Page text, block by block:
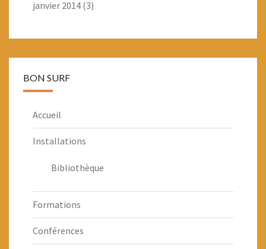
janvier 2014 (3)
BON SURF
Accueil
Installations
Bibliothèque
Formations
Conférences